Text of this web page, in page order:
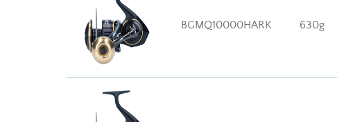
BGMQ10000HARK 630g